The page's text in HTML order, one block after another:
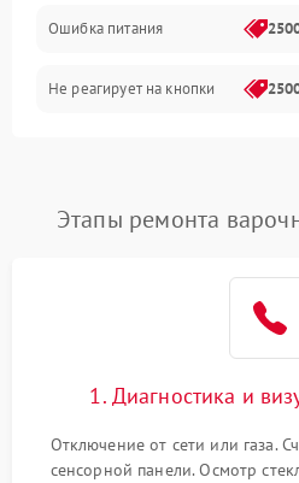
Ошибка питания
Не реагирует на кнопки
Этапы ремонта
1. Диагностика и
Отключение от сети или газа.
сенсорной панели. Осмотр